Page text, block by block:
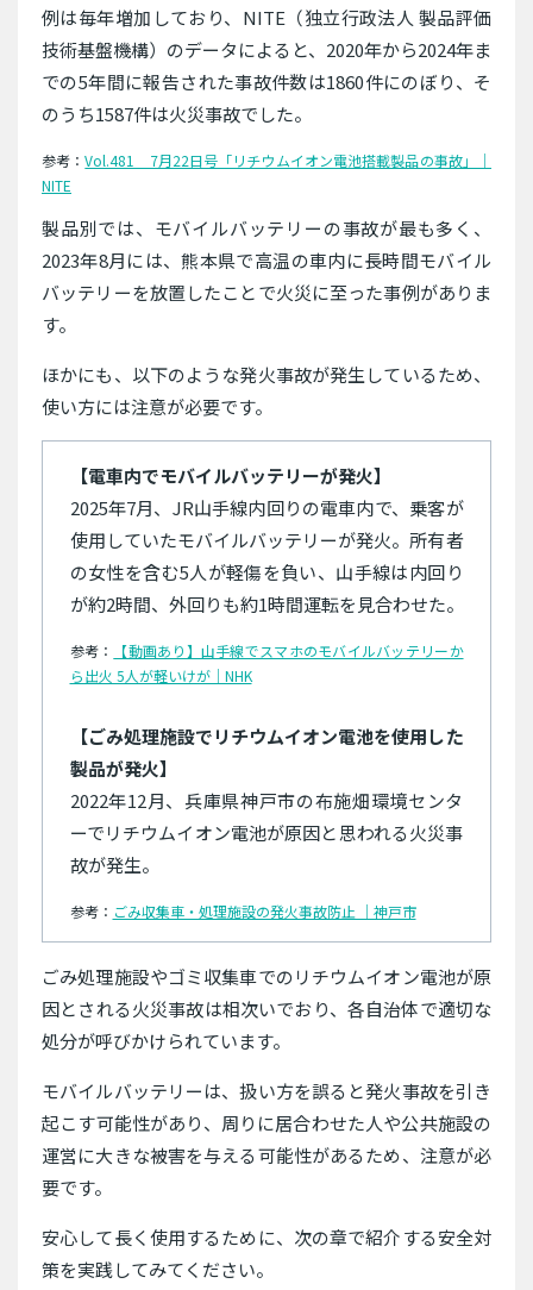
例は毎年増加しており、NITE（独立行政法人 製品評価
技術基盤機構）のデータによると、2020年から2024年ま
での5年間に報告された事故件数は1860件にのぼり、そ
のうち1587件は火災事故でした。
参考：Vol.481 7月22日号「リチウムイオン電池搭載製品の事故」｜
NITE
製品別では、モバイルバッテリーの事故が最も多く、
2023年8月には、熊本県で高温の車内に長時間モバイル
バッテリーを放置したことで火災に至った事例がありま
す。
ほかにも、以下のような発火事故が発生しているため、
使い方には注意が必要です。
【電車内でモバイルバッテリーが発火】
2025年7月、JR山手線内回りの電車内で、乗客が
使用していたモバイルバッテリーが発火。所有者
の女性を含む5人が軽傷を負い、山手線は内回り
が約2時間、外回りも約1時間運転を見合わせた。
参考：
【動画あり】山手線でスマホのモバイルバッテリーか
ら出火 5人が軽いけが｜NHK
【ごみ処理施設でリチウムイオン電池を使用した
製品が発火】
2022年12月、兵庫県神戸市の布施畑環境センタ
ーでリチウムイオン電池が原因と思われる火災事
故が発生。
参考： ごみ収集車・処理施設の発火事故防止 ｜神戸市
ごみ処理施設やゴミ収集車でのリチウムイオン電池が原
因とされる火災事故は相次いでおり、各自治体で適切な
処分が呼びかけられています。
モバイルバッテリーは、扱い方を誤ると発火事故を引き
起こす可能性があり、周りに居合わせた人や公共施設の
運営に大きな被害を与える可能性があるため、注意が必
要です。
安心して長く使用するために、次の章で紹介する安全対
策を実践してみてください。